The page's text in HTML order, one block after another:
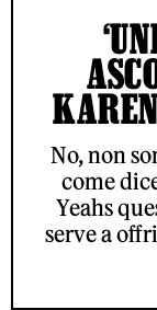
No, non
come
Yeahs
serve a